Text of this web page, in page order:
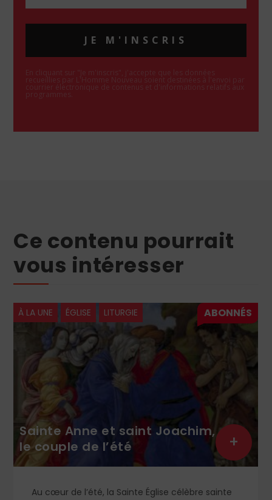
JE M'INSCRIS
En cliquant sur "Je m'inscris", j'accepte que les données
recueillies par L'Homme Nouveau soient destinées à l'envoi par
courrier électronique de contenus et d'informations relatifs aux
programmes.
Ce contenu pourrait
vous intéresser
À LA UNE ÉGLISE LITURGIE
Sainte Anne et saint Joachim,
le couple de l’été
Au cœur de l’été, la Sainte Église célèbre sainte
+